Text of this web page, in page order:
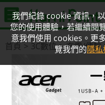
我們紀錄 cookie 資訊，
您的使用體驗，若繼續閱
意我們使用 cookies。更
覽我們的隱
首頁 3C數位 充電/傳輸